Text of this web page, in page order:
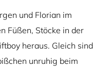
und Florian im
Füßen, Stöcke in der
heraus. Gleich sind
unruhig beim